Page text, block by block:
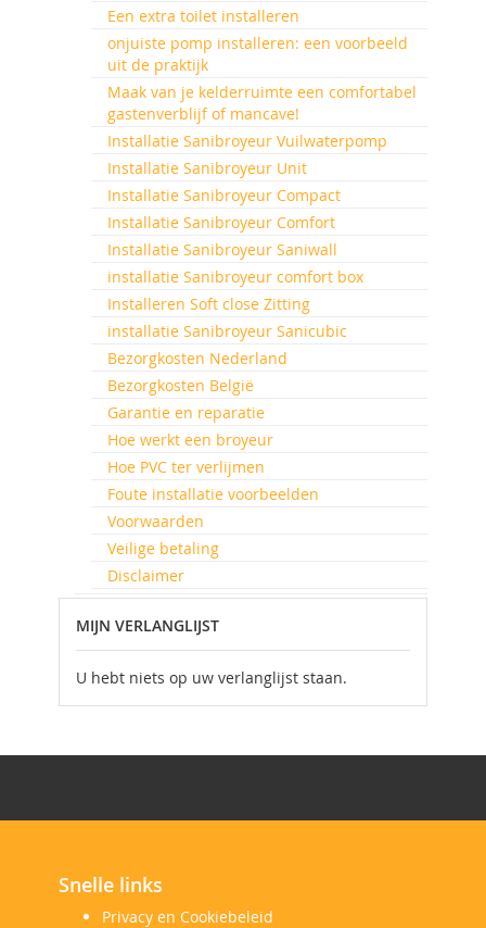
Een extra toilet installeren
onjuiste pomp installeren: een voorbeeld
uit de praktijk
Maak van je kelderruimte een comfortabel
gastenverblijf of mancave!
Installatie Sanibroyeur Vuilwaterpomp
Installatie Sanibroyeur Unit
Installatie Sanibroyeur Compact
Installatie Sanibroyeur Comfort
Installatie Sanibroyeur Saniwall
installatie Sanibroyeur comfort box
Installeren Soft close Zitting
installatie Sanibroyeur Sanicubic
Bezorgkosten Nederland
Bezorgkosten België
Garantie en reparatie
Hoe werkt een broyeur
Hoe PVC ter verlijmen
Foute installatie voorbeelden
Voorwaarden
Veilige betaling
Disclaimer
MIJN VERLANGLIJST
U hebt niets op uw verlanglijst staan.
Snelle links
Privacy en Cookiebeleid